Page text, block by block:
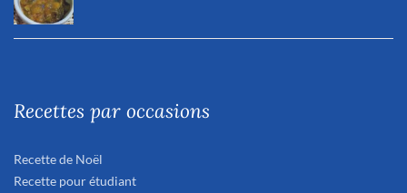
Recettes par occasions
Recette de Noël
Recette pour étudiant